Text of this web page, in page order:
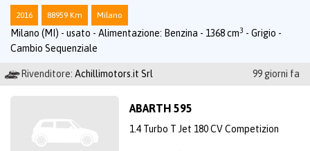
2016 88959 Km Milano
Milano (MI) - usato - Alimentazione: Benzina - 1368 cm3 - Grigio -
Cambio Sequenziale
Rivenditore: Achillimotors.it Srl 99 giorni fa
ABARTH 595
1.4 Turbo T Jet 180 CV Competizion